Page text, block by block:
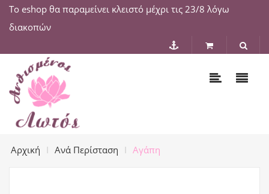
Το eshop θα παραμείνει κλειστό μέχρι τις 23/8 λόγω
διακοπών
Αρχική Ανά Περίσταση Αγάπη